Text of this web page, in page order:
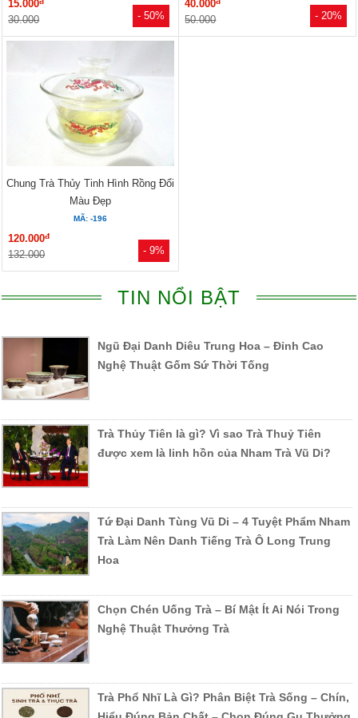
- 50%
15.000
30.000 - 20%
40.000
50.000
- 9%
Chung Trà Thủy Tinh Hình Rồng Đổi
Màu Đẹp
MÃ: -196
120.000đ
132.000
TIN NỔI BẬT
Ngũ Đại Danh Diêu Trung Hoa – Đỉnh Cao
Nghệ Thuật Gốm Sứ Thời Tống
Trà Thủy Tiên là gì? Vì sao Trà Thuỷ Tiên
được xem là linh hồn của Nham Trà Vũ Di?
Tứ Đại Danh Tùng Vũ Di – 4 Tuyệt Phẩm Nham
Trà Làm Nên Danh Tiếng Trà Ô Long Trung
Hoa
Chọn Chén Uống Trà – Bí Mật Ít Ai Nói Trong
Nghệ Thuật Thưởng Trà
Trà Phổ Nhĩ Là Gì? Phân Biệt Trà Sống – Chín,